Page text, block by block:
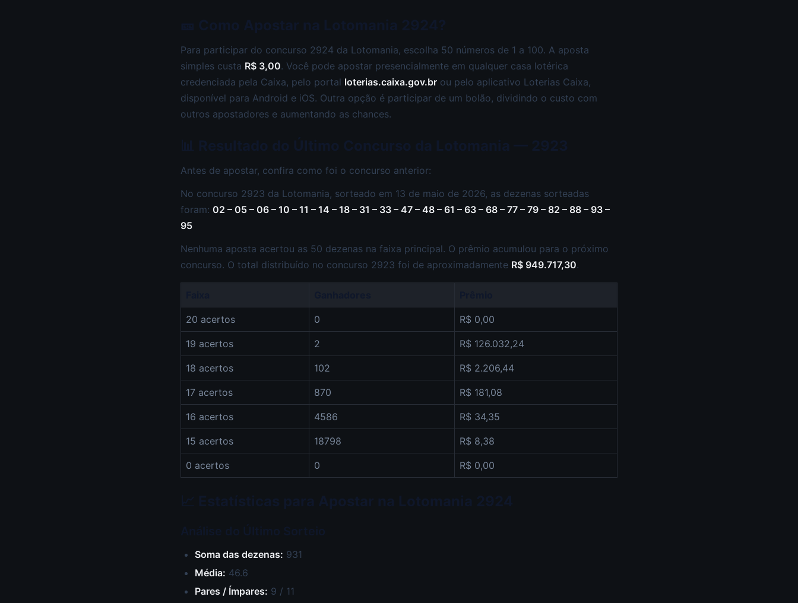
Para participar do concurso 2924 da Lotomania, escolha 50 números de 1 a 100. A aposta
simples custa R$ 3,00. Você pode apostar presencialmente em qualquer casa lotérica
credenciada pela Caixa, pelo portal loterias.caixa.gov.br ou pelo aplicativo Loterias Caixa,
disponível para Android e iOS. Outra opção é participar de um bolão, dividindo o custo com
outros apostadores e aumentando as chances.
Antes de apostar, confira como foi o concurso anterior:
No concurso 2923 da Lotomania, sorteado em 13 de maio de 2026, as dezenas sorteadas
foram: 02 – 05 – 06 – 10 – 11 – 14 – 18 – 31 – 33 – 47 – 48 – 61 – 63 – 68 – 77 – 79 – 82 – 88 – 93 –
95
Nenhuma aposta acertou as 50 dezenas na faixa principal. O prêmio acumulou para o próximo
concurso. O total distribuído no concurso 2923 foi de aproximadamente R$ 949.717,30.
20 acertos 0 R$ 0,00
19 acertos 2 R$ 126.032,24
18 acertos 102 R$ 2.206,44
17 acertos 870 R$ 181,08
16 acertos 4586 R$ 34,35
15 acertos 18798 R$ 8,38
0 acertos 0 R$ 0,00
Soma das dezenas: 931
Média: 46.6
Pares / Ímpares: 9 / 11